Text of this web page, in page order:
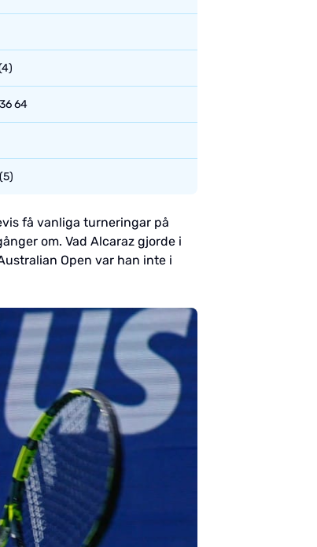
64
få vanliga turneringar på
om. Vad Alcaraz gjorde i
Open var han inte i